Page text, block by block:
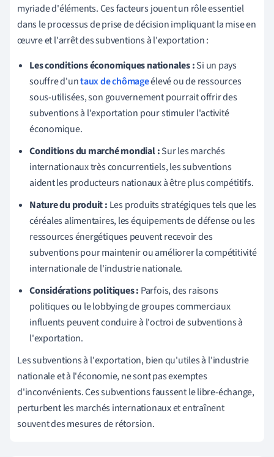
myriade d'éléments. Ces facteurs jouent un rôle essentiel
dans le processus de prise de décision impliquant la mise en
œuvre et l'arrêt des subventions à l'exportation :
Les conditions économiques nationales :Si un pays
souffre d'untaux de chômageélevé ou de ressources
sous-utilisées, son gouvernement pourrait offrir des
subventions à l'exportation pour stimuler l'activité
économique.
Conditions du marché mondial :Sur les marchés
internationaux très concurrentiels, les subventions
aident les producteurs nationaux à être plus compétitifs.
Nature du produit : Les produits stratégiques tels que les
céréales alimentaires, les équipements de défense ou les
ressources énergétiques peuvent recevoir des
subventions pour maintenir ou améliorer la compétitivité
internationale de l'industrie nationale.
Considérations politiques : Parfois, des raisons
politiques ou le lobbying de groupes commerciaux
influents peuvent conduire à l'octroi de subventions à
l'exportation.
Les subventions à l'exportation, bien qu'utiles à l'industrie
nationale et à l'économie, ne sont pas exemptes
d'inconvénients. Ces subventions faussent le libre-échange,
perturbent les marchés internationaux et entraînent
souvent des mesures de rétorsion.